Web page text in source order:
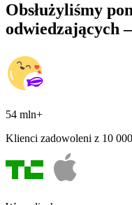
Obsłużyliśmy
odwiedzających
54 mln+
Klienci zadowoleni z 10